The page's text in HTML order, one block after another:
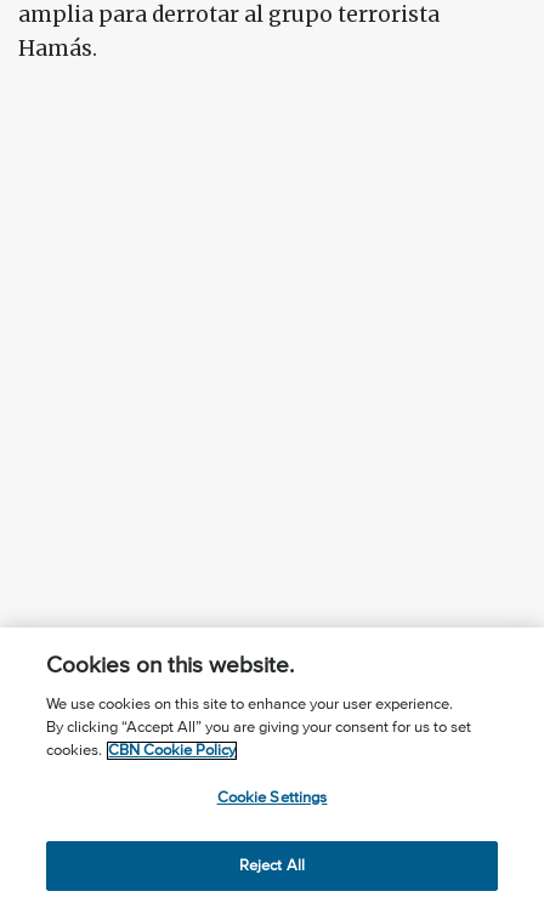
amplia para derrotar al grupo terrorista
Hamás.
¿Conoces a Jesús?
Suscríbase al boletín
Seguir Mundo Cristiano
Terms of Use
Cookies on this website.
We use cookies on this site to enhance your user experience.
By clicking “Accept All” you are giving your consent for us to set
cookies. CBN Cookie Policy
Cookie Settings
Reject All